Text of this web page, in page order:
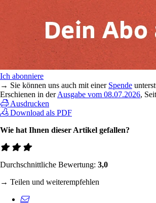
Ich abonniere
→ Sie können uns auch mit einer Spende
Erschienen in derAusgabe vom 08.07.2026,
Ausdrucken
Download als PDF
Wie hat Ihnen dieser Artikel gefallen?
Durchschnittliche Bewertung: 3,0
→ Teilen und weiterempfehlen